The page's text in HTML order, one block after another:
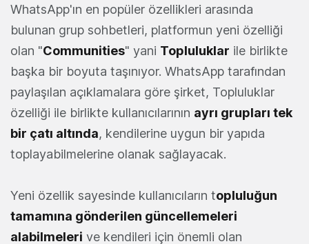
WhatsApp'ın en popüler özellikleri arasında
bulunan grup sohbetleri, platformun yeni özelliği
olan "Communities" yani Topluluklar ile birlikte
başka bir boyuta taşınıyor. WhatsApp tarafından
paylaşılan açıklamalara göre şirket, Topluluklar
özelliği ile birlikte kullanıcılarının ayrı grupları tek
bir çatı altında, kendilerine uygun bir yapıda
toplayabilmelerine olanak sağlayacak.
Yeni özellik sayesinde kullanıcıların topluluğun
tamamına gönderilen güncellemeleri
alabilmeleri ve kendileri için önemli olan